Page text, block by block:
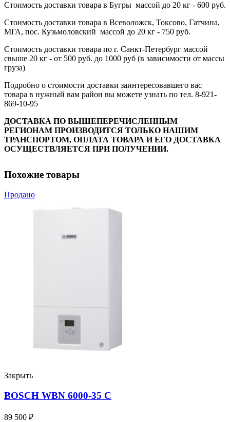
Стоимость доставки товара в Бугры массой до 20 кг - 600 руб.
Стоимость доставки товара в Всеволожск, Токсово, Гатчина,
МГА, пос. Кузьмоловский массой до 20 кг - 750 руб.
Стоимость доставки товара по г. Санкт-Петербург массой
свыше 20 кг - от 500 руб. до 1000 руб (в зависимости от массы
груза)
Подробно о стоимости доставки заинтересовавшего вас
товара в нужный вам район вы можете узнать по тел. 8-921-
869-10-95
ДОСТАВКА ПО ВЫШЕПЕРЕЧИСЛЕННЫМ
РЕГИОНАМ ПРОИЗВОДИТСЯ ТОЛЬКО НАШИМ
ТРАНСПОРТОМ, ОПЛАТА ТОВАРА И ЕГО ДОСТАВКА
ОСУЩЕСТВЛЯЕТСЯ ПРИ ПОЛУЧЕНИИ.
Похожие товары
Продано
Закрыть
BOSCH WBN 6000-35 С
89 500 ₽